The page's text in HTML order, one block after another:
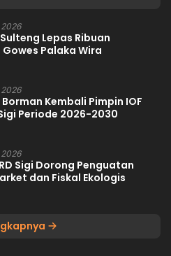
Lepas Ribuan
Palaka Wira
Kembali Pimpin IOF
Periode 2026-2030
Sigi Dorong Penguatan
dan Fiskal Ekologis